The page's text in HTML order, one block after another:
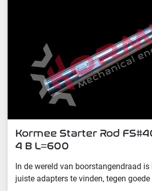
Kormee Starter Rod
4 B L=600
In de wereld van boorstangendraad is
juiste adapters te vinden, tegen goede